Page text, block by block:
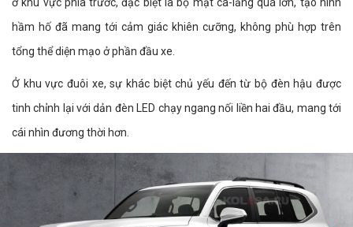
hầm hố đã mang tới cảm giác khiên cưỡng, không phù hợp trên
tổng thể diện mạo ở phần đầu xe.
Ở khu vực đuôi xe, sự khác biệt chủ yếu đến từ bộ đèn hậu được
tinh chỉnh lại với dản đèn LED chạy ngang nối liền hai đầu, mang tới
cái nhìn đương thời hơn.